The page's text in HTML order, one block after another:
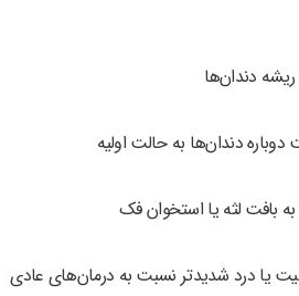
دندان‌ها
دوباره دندان‌ها به حالت اولیه
بافت لثه یا استخوان فک
یا درد شدیدتر نسبت به درمان‌های عادی